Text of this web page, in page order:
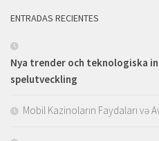
ENTRADAS RECIENTES
Nya trender och teknologiska
spelutveckling
Mobil Kazinoların Faydaları və